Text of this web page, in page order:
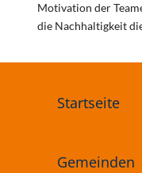
Motivation der
die Nachhaltigkeit
Startseite
Gemeinden